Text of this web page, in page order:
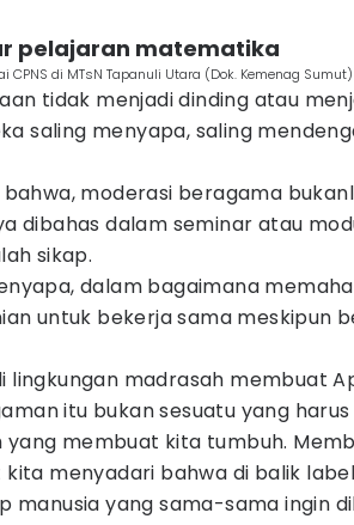
pelajaran matematika
di MTsN Tapanuli Utara (Dok. Kemenag Sumut)
tidak menjadi dinding atau
saling menyapa, saling
moderasi beragama
dibahas dalam seminar atau
sikap.
dalam bagaimana
untuk bekerja sama meskipun
lingkungan madrasah membuat
itu bukan sesuatu yang
membuat kita tumbuh.
menyadari bahwa di balik
manusia yang sama-sama ingin